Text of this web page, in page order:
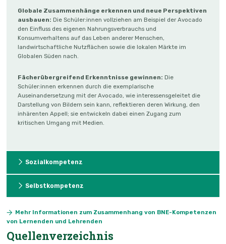
Globale Zusammenhänge erkennen und neue Perspektiven
ausbauen: Die Schüler:innen vollziehen am Beispiel der Avocado
den Einfluss des eigenen Nahrungsverbrauchs und
Konsumverhaltens auf das Leben anderer Menschen,
landwirtschaftliche Nutzflächen sowie die lokalen Märkte im
Globalen Süden nach.
Fächerübergreifend Erkenntnisse gewinnen: Die
Schüler:innen erkennen durch die exemplarische
Auseinandersetzung mit der Avocado, wie interessensgeleitet die
Darstellung von Bildern sein kann, reflektieren deren Wirkung, den
inhärenten Appell; sie entwickeln dabei einen Zugang zum
kritischen Umgang mit Medien.
Sozialkompetenz
Selbstkompetenz
Mehr Informationen zum Zusammenhang von BNE-Kompetenzen
von Lernenden und Lehrenden
Quellenverzeichnis